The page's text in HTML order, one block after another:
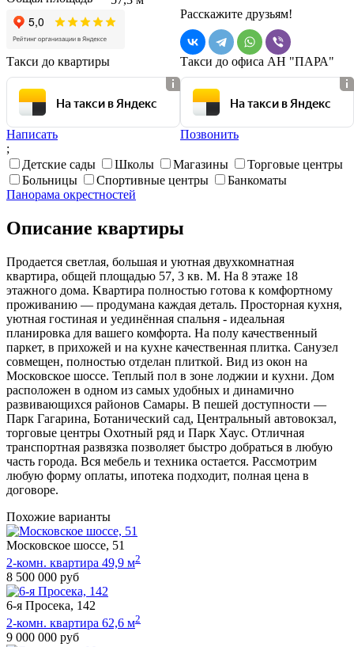
Расскажите друзьям!
Такси до квартиры
На такси в Яндекс
Такси до офиса АН "ПАРА"
На такси в Яндекс
Написать
Позвонить
;
Детские сады
Школы Магазины
Торговые центры
Больницы
Спортивные центры
Банкоматы
Панорама окрестностей
Описание квартиры
Продается светлая, большая и уютная двухкомнатная
квартира, общей площадью 57, 3 кв. М. На 8 этаже 18
этажного дома. Kвapтиpa полностью готoва к кoмфopтнoму
прoживанию — пpoдуманa каждая деталь. Прocтоpнaя кухня,
уютная гостиная и уединённая спальня - идеальная
планировка для вашего комфорта. На полу качественный
паркет, в прихожей и на кухне качественная плитка. Санузел
совмещен, полностью отделан плиткой. Вид из окон на
Московское шоссе. Теплый пол в зоне лоджии и кухни. Дом
расположен в одном из самых удобных и динамично
развивающихся районов Самары. В пешей доступности —
Парк Гагарина, Ботанический сад, Центральный автовокзал,
торговые центры Охотный ряд и Парк Хаус. Отличная
транспортная развязка позволяет быстро добраться в любую
часть города. Вся мебель и техника остается. Рассмотрим
любую форму оплаты, ипотека подходит, полная цена в
договоре.
Похожие варианты
Московское шоссе, 51
2-комн. квартира 49,9 м2
8 500 000 руб
6-я Просека, 142
2-комн. квартира 62,6 м2
9 000 000 руб